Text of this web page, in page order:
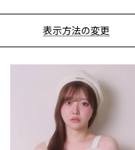
表示方法の変更